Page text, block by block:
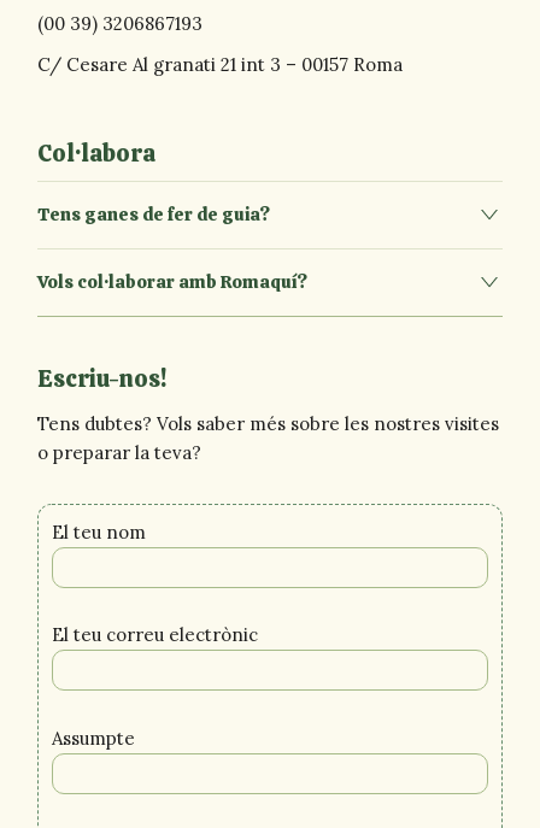
Escriu-nos!
Tens dubtes? Vols saber més sobre les nostres visites
o preparar la teva?
El teu nom
El teu correu electrònic
Assumpte
(00 39) 3206867193
C/ Cesare Al granati 21 int 3 – 00157 Roma
Col·labora
Tens ganes de fer de guia?
Vols col·laborar amb Romaquí?